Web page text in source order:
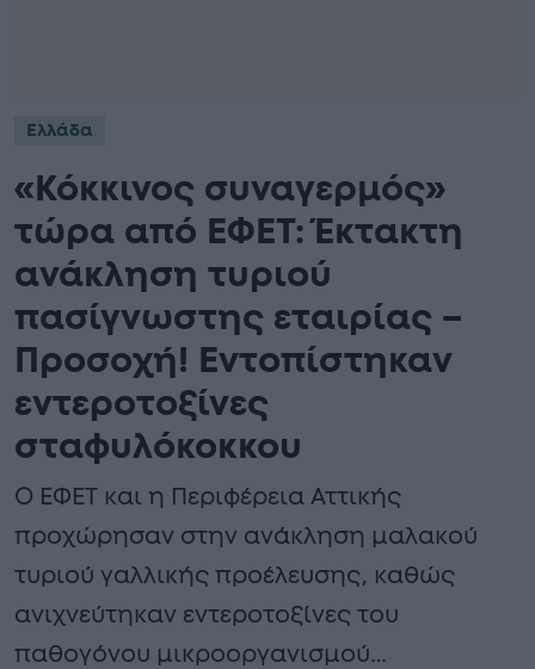
Ελλάδα
«Κόκκινος συναγερμός»
τώρα από ΕΦΕΤ: Έκτακτη
ανάκληση τυριού
πασίγνωστης εταιρίας –
Προσοχή! Εντοπίστηκαν
εντεροτοξίνες
σταφυλόκοκκου
Ο ΕΦΕΤ και η Περιφέρεια Αττικής
προχώρησαν στην ανάκληση μαλακού
τυριού γαλλικής προέλευσης, καθώς
ανιχνεύτηκαν εντεροτοξίνες του
παθογόνου μικροοργανισμού…